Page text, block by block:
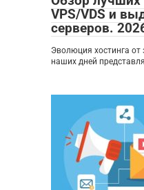
VPS/VDS и
серверов.
Эволюция хостинга от
наших дней